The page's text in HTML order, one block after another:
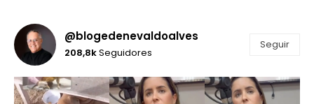
@blogedenevaldoalves
208,8kSeguidores
Seguir